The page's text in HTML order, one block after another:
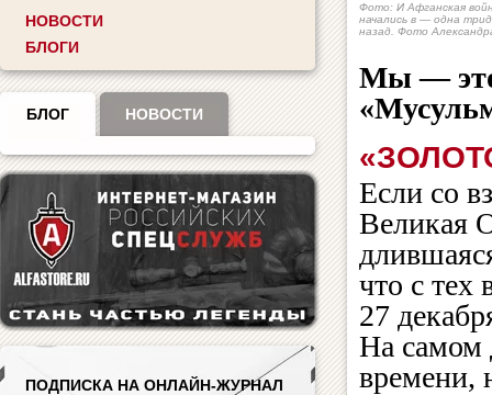
НОВОСТИ
БЛОГИ
БЛОГ НОВОСТИ
ПОДПИСКА НА ОНЛАЙН-ЖУРНАЛ
Фото: И Афганская
начались в — одна
назад. Фото
Мы — это
Если со
Великая
что с тех
27
На самом
времени,